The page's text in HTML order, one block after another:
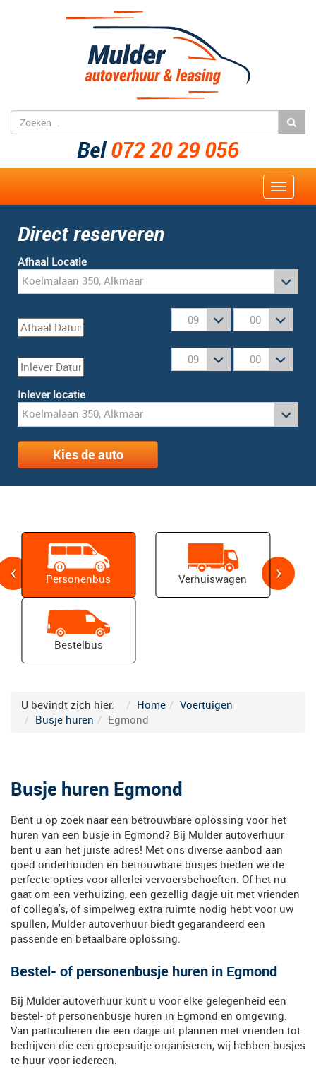
Bel072 20 29 056
Toggle
Direct reserveren
Afhaal Locatie
Inlever locatie
Kies de auto
Personenbus Verhuiswagen
Bestelbus
Previous
U bevindt zich hier: Home
Voertuigen
Busje huren
Egmond
Busje huren Egmond
Bent u op zoek naar een betrouwbare oplossing voor het
huren van een busje in Egmond? Bij Mulder autoverhuur
bent u aan het juiste adres! Met ons diverse aanbod aan
goed onderhouden en betrouwbare busjes bieden we de
perfecte opties voor allerlei vervoersbehoeften. Of het nu
gaat om een verhuizing, een gezellig dagje uit met vrienden
of collega's, of simpelweg extra ruimte nodig hebt voor uw
spullen, Mulder autoverhuur biedt gegarandeerd een
passende en betaalbare oplossing.
Bestel- of personenbusje huren in Egmond
Bij Mulder autoverhuur kunt u voor elke gelegenheid een
bestel- of personenbusje huren in Egmond en omgeving.
Van particulieren die een dagje uit plannen met vrienden tot
bedrijven die een groepsuitje organiseren, wij hebben busjes
te huur voor iedereen.